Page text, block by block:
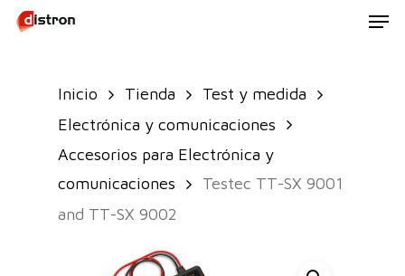
Skip
Inicio Tienda
Test y medida
Electrónica y comunicaciones
Accesorios para Electrónica y
comunicaciones
Testec TT-SX 9001
and TT-SX 9002